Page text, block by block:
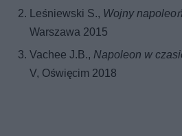
Leśniewski S., Wojny
Warszawa 2015
Vachee J.B.,Napoleon w
V, Oświęcim 2018